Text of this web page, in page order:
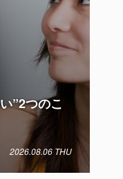
2026.08.06 THU
”2つのこ